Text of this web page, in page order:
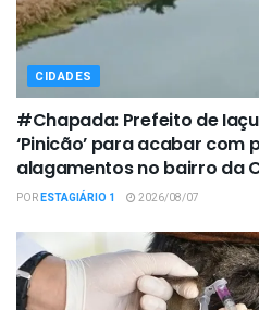
CIDADES
#Chapada: Prefeito de
‘Pinicão’ para acabar com
alagamentos no bairro da
PORESTAGIÁRIO 1 2026/08/07